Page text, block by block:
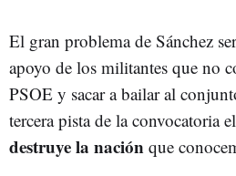
El gran problema de Sánchez
apoyo de los militantes que no
PSOE y sacar a bailar al
tercera pista de la convocatoria
destruye la nación que